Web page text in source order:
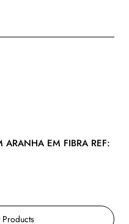
ARANHA EM FIBRA REF:
Products